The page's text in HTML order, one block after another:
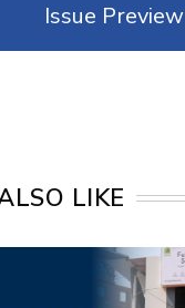
Issue Preview
LIKE